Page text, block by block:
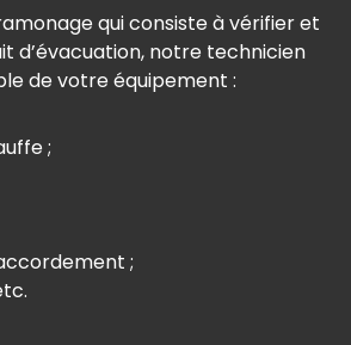
qui consiste à vérifier et
d’évacuation, notre technicien
de votre équipement :
;
;